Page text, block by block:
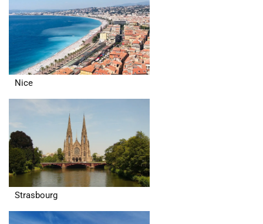
Nice
Strasbourg